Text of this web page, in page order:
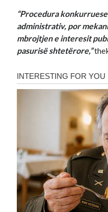
“Procedura
administrativ, por
mbrojtjen e interesit
pasurisë shtetërore,”